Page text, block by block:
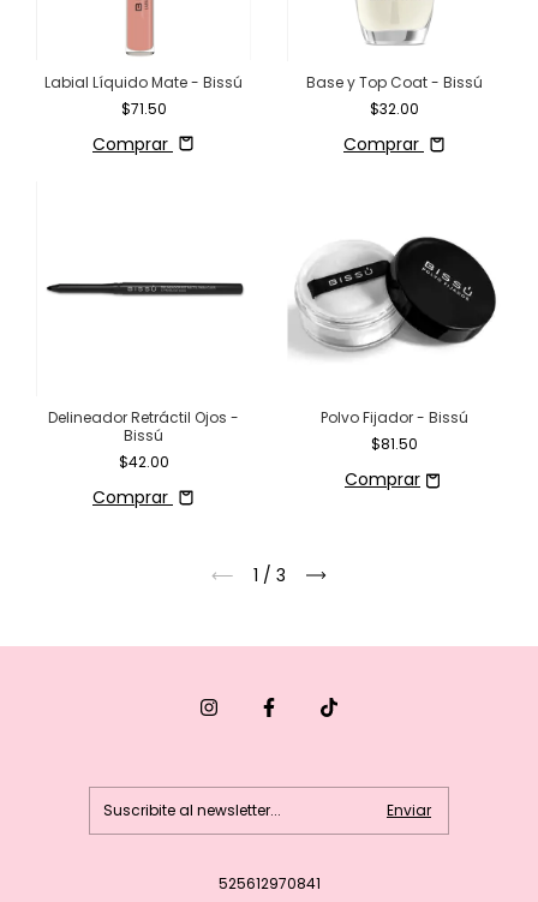
Labial Líquido Mate - Bissú
$71.50
Comprar
Base y Top Coat - Bissú
$32.00
Comprar
Delineador Retráctil Ojos -
Bissú
$42.00
Comprar
Polvo Fijador - Bissú
$81.50
1 / 3
525612970841